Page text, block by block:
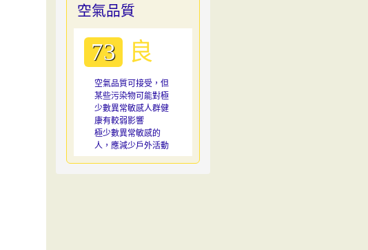
空氣品質
73 良
空氣品質可接受，但
某些污染物可能對極
少數異常敏感人群健
康有較弱影響
極少數異常敏感的
人，應減少戶外活動